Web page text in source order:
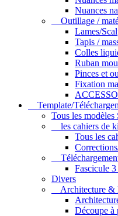
Nuances
Outillage /
Lames/
Tapis /
Colles
Ruban
Pinces et
Fixation
Template/
Tous les modèles
les cahiers de
Tous les
Fascicule
Divers
Architecture &
Découpe à